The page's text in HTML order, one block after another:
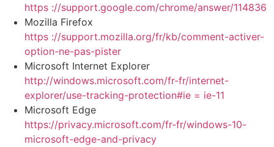
https ://support.google.com/chrome/answer/114836
Mozilla Firefox
https ://support.mozilla.org/fr/kb/comment-activer-
option-ne-pas-pister
Microsoft Internet Explorer
http://windows.microsoft.com/fr-fr/internet-
explorer/use-tracking-protection#ie = ie-11
Microsoft Edge
https://privacy.microsoft.com/fr-fr/windows-10-
microsoft-edge-and-privacy